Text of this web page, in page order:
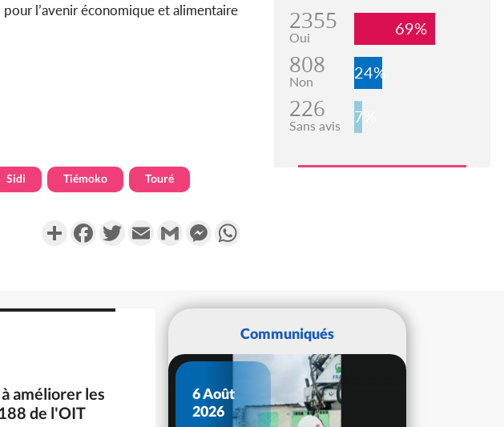
pour l’avenir économique et alimentaire
Sidi Tiémoko Touré
PartagerFacebookTwitterEmail Gmail Messenger
2355
Oui 69%
808
Non 24%
226
Sans avis 7%
améliorer les
de l'OIT
Communiqués
6 Août
2026